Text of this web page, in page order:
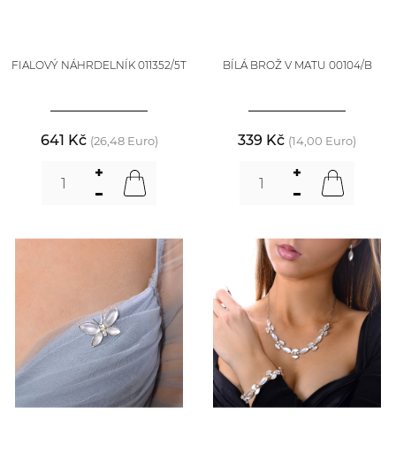
FIALOVÝ NÁHRDELNÍK 011352/5T
641 Kč (26,48 Euro)
BÍLÁ BROŽ V MATU 00104/B
339 Kč (14,00 Euro)